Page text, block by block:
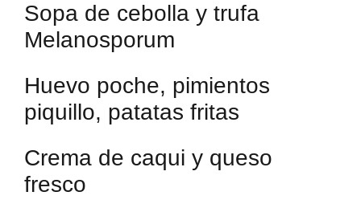
Sopa de cebolla y trufa
Melanosporum
Huevo poche, pimientos
piquillo, patatas fritas
Crema de caqui y queso
fresco